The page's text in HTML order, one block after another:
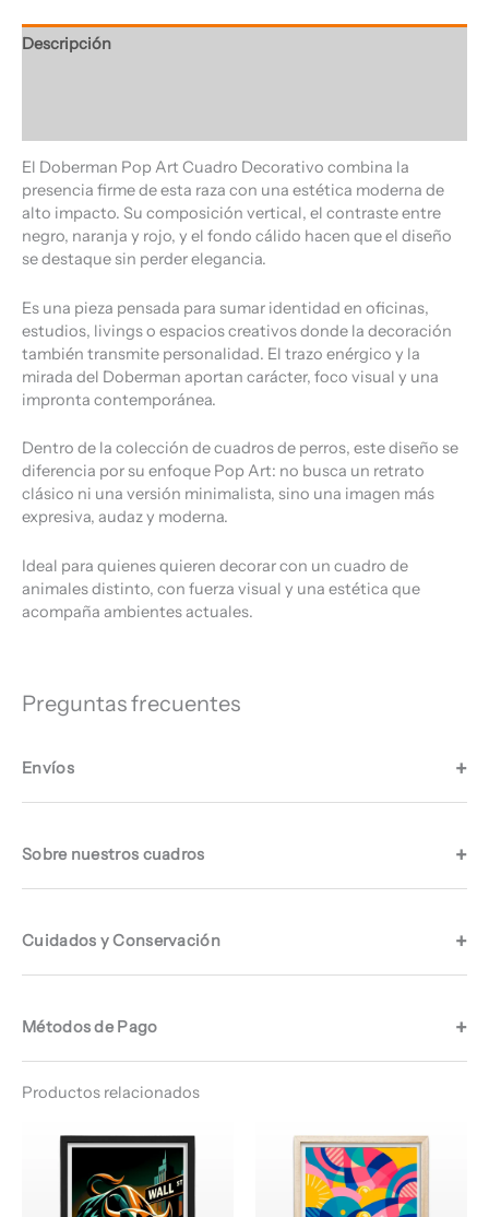
Descripción
El Doberman Pop Art Cuadro Decorativo combina la
presencia firme de esta raza con una estética moderna de
alto impacto. Su composición vertical, el contraste entre
negro, naranja y rojo, y el fondo cálido hacen que el diseño
se destaque sin perder elegancia.
Es una pieza pensada para sumar identidad en oficinas,
estudios, livings o espacios creativos donde la decoración
también transmite personalidad. El trazo enérgico y la
mirada del Doberman aportan carácter, foco visual y una
impronta contemporánea.
Dentro de la colección de cuadros de perros, este diseño se
diferencia por su enfoque Pop Art: no busca un retrato
clásico ni una versión minimalista, sino una imagen más
expresiva, audaz y moderna.
Ideal para quienes quieren decorar con un cuadro de
animales distinto, con fuerza visual y una estética que
acompaña ambientes actuales.
Preguntas frecuentes
Envíos
Sobre nuestros cuadros
Cuidados y Conservación
Métodos de Pago
Productos relacionados
de
de